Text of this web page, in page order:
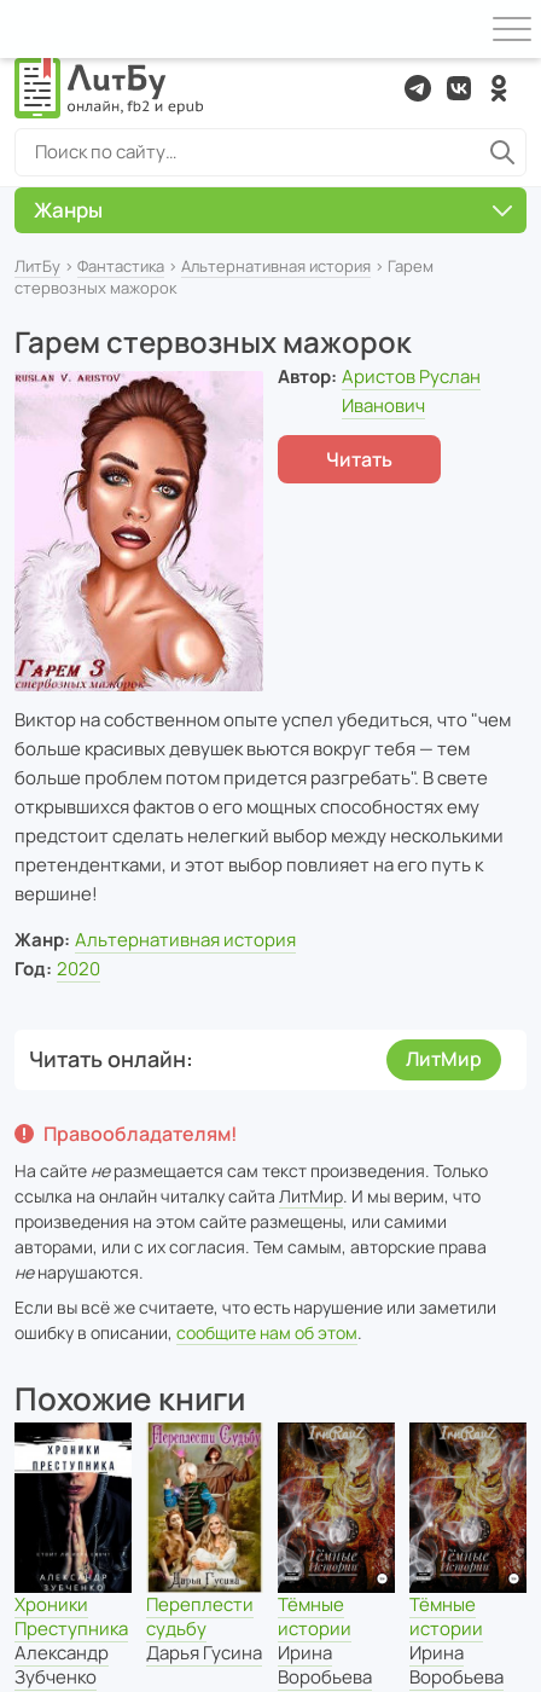
ЛитБу › Фантастика › Альтернативная история › Гарем
стервозных мажорок
Гарем стервозных мажорок
Автор: Аристов Руслан
Иванович
Читать
Виктор на собственном опыте успел убедиться, что "чем
больше красивых девушек вьются вокруг тебя — тем
больше проблем потом придется разгребать". В свете
открывшихся фактов о его мощных способностях ему
предстоит сделать нелегкий выбор между несколькими
претендентками, и этот выбор повлияет на его путь к
вершине!
Жанр: Альтернативная история
Год: 2020
Читать онлайн ЛитМир
Правообладателям!
На сайте неразмещается сам текст произведения. Только
ссылка на онлайн читалку сайта ЛитМир. И мы верим, что
произведения на этом сайте размещены, или самими
авторами, или с их согласия. Тем самым, авторские права
ненарушаются.
Если вы всё же считаете, что есть нарушение или заметили
ошибку в описании, сообщите нам об этом.
Похожие книги
Хроники
Преступника
Александр
Зубченко
Переплести
судьбу
Дарья Гусина
Тёмные
истории
Ирина
Воробьева
Тёмные
истории
Ирина
Воробьева
Жанры